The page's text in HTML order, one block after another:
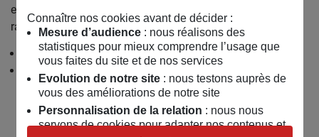
enseigne la sociologie de la race et des inégalités ethno-
raciales.
http://icmigrations.fr/2020/08/24/solene-brun/
https://expertes.fr/expertes/71320-sol%C3%A8ne-brun
Connaître nos cookies avant de décider :
Mesure d’audience: nous réalisons des
statistiques pour mieux comprendre l’usage que
vous faites du site et de nos services
Evolution de notre site: nous testons auprès de
vous des améliorations de notre site
Personnalisation de la relation : nous nous
servons de cookies pour adapter nos contenus et